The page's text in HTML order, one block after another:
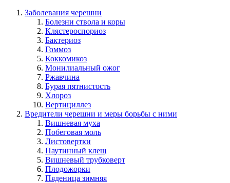
Заболевания черешни
Болезни ствола и коры
Клястероспориоз
Бактериоз
Гоммоз
Коккомикоз
Монилиальный ожог
Ржавчина
Бурая пятнистость
Хлороз
Вертициллез
Вредители черешни и меры борьбы с ними
Вишневая муха
Побеговая моль
Листовертки
Паутинный клещ
Вишневый трубковерт
Плодожорки
Пяденица зимняя